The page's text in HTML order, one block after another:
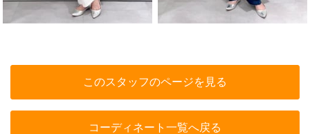
このスタッフのページを見る
コーディネート一覧へ戻る